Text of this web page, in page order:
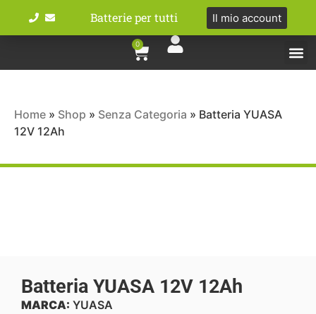
Batterie per tutti Il mio account
0
Home » Shop » Senza Categoria » Batteria YUASA
12V 12Ah
Batteria YUASA 12V 12Ah
MARCA: YUASA